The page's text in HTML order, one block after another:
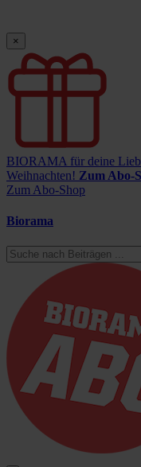
×
BIORAMA für deine
Weihnachten! Zum Abo-
Zum Abo-Shop
Biorama